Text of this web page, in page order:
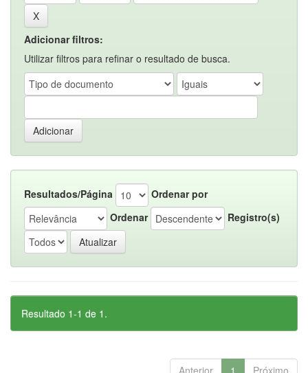
Adicionar filtros:
Utilizar filtros para refinar o resultado de busca.
Resultados/Página
Ordenar por
Ordenar
Registro(s)
Resultado 1-1 de 1.
Anterior 1 Próximo